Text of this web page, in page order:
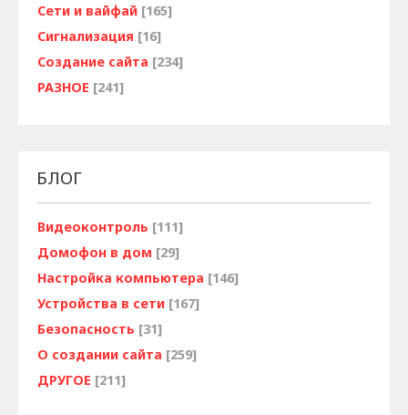
Сети и вайфай [165]
Сигнализация [16]
Создание сайта [234]
РАЗНОЕ [241]
БЛОГ
Видеоконтроль [111]
Домофон в дом [29]
Настройка компьютера [146]
Устройства в сети [167]
Безопасность [31]
О создании сайта [259]
ДРУГОЕ [211]